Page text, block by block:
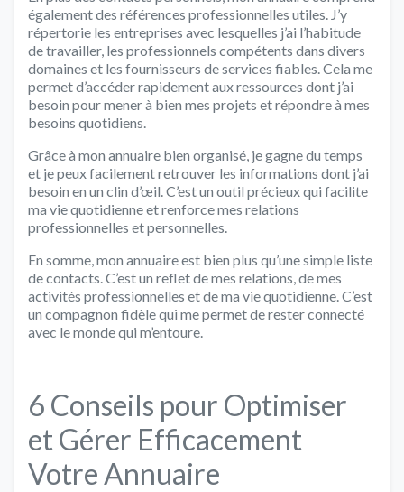
également des références professionnelles utiles. J’y
répertorie les entreprises avec lesquelles j’ai l’habitude
de travailler, les professionnels compétents dans divers
domaines et les fournisseurs de services fiables. Cela me
permet d’accéder rapidement aux ressources dont j’ai
besoin pour mener à bien mes projets et répondre à mes
besoins quotidiens.
Grâce à mon annuaire bien organisé, je gagne du temps
et je peux facilement retrouver les informations dont j’ai
besoin en un clin d’œil. C’est un outil précieux qui facilite
ma vie quotidienne et renforce mes relations
professionnelles et personnelles.
En somme, mon annuaire est bien plus qu’une simple liste
de contacts. C’est un reflet de mes relations, de mes
activités professionnelles et de ma vie quotidienne. C’est
un compagnon fidèle qui me permet de rester connecté
avec le monde qui m’entoure.
6 Conseils pour Optimiser
et Gérer Efficacement
Votre Annuaire